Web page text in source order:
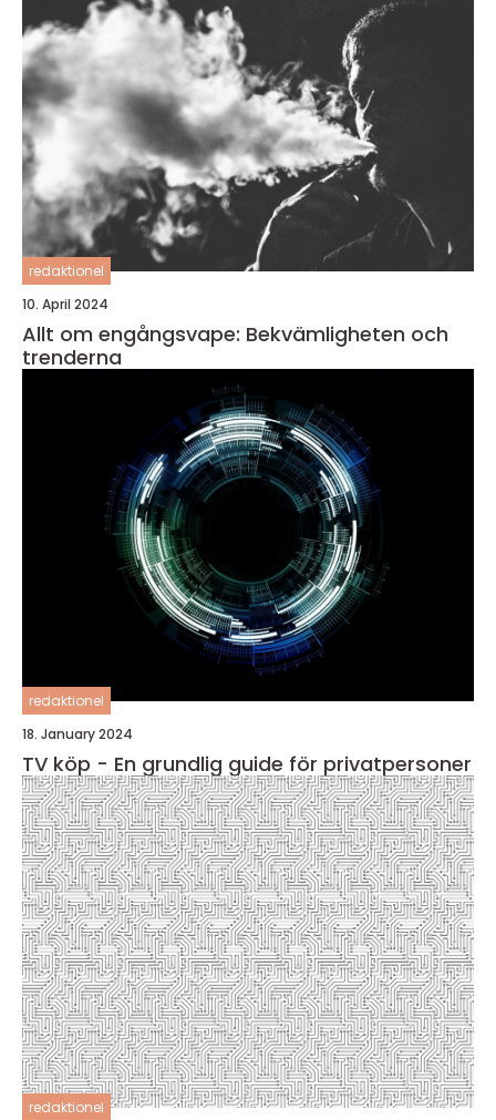
redaktionel
10. April 2024
Allt om engångsvape: Bekvämligheten och
trenderna
redaktionel
18. January 2024
TV köp - En grundlig guide för privatpersoner
redaktionel